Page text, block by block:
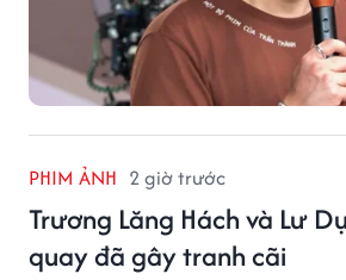
PHIM ẢNH 2 giờ trước
Trương Lăng Hách và Lư
quay đã gây tranh cãi